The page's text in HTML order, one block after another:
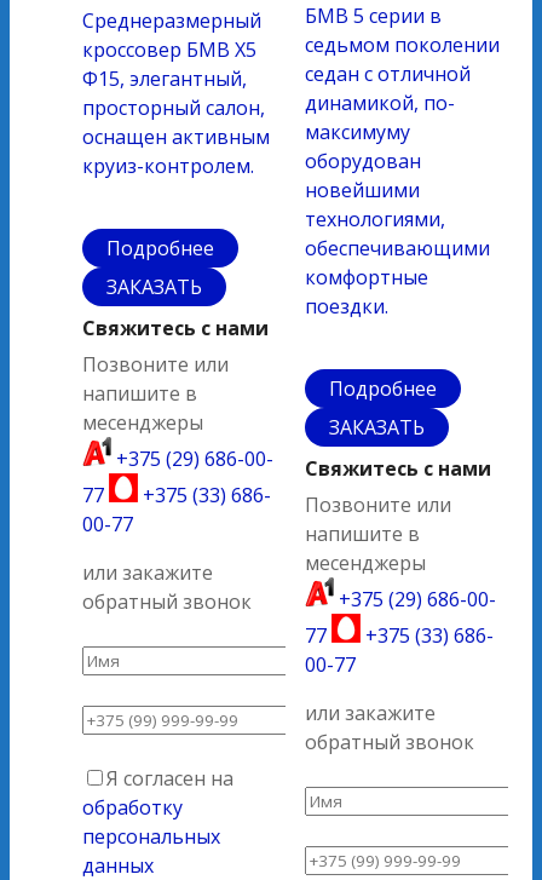
Среднеразмерный
кроссовер БМВ Х5
Ф15, элегантный,
просторный салон,
оснащен активным
круиз-контролем.
Подробнее
ЗАКАЗАТЬ
Свяжитесь с нами
Позвоните или
напишите в
месенджеры
+375 (29) 686-00-
77
+375 (33) 686-
00-77
или закажите
обратный звонок
Я согласен на
обработку
персональных
данных
БМВ 5 серии в
седьмом поколении
седан с отличной
динамикой, по-
максимуму
оборудован
новейшими
технологиями,
обеспечивающими
комфортные
поездки.
Подробнее
ЗАКАЗАТЬ
Свяжитесь с нами
Позвоните или
напишите в
месенджеры
+375 (29) 686-00-
77
+375 (33) 686-
00-77
или закажите
обратный звонок